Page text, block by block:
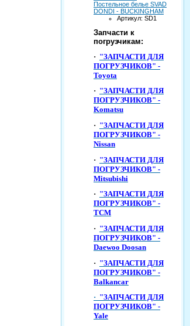
Постельное белье SVAD
DONDI - BUCKINGHAM
Артикул: SD1
Запчасти к
погрузчикам:
· "ЗАПЧАСТИ ДЛЯ
ПОГРУЗЧИКОВ" -
Toyota
· "ЗАПЧАСТИ ДЛЯ
ПОГРУЗЧИКОВ" -
Komatsu
· "ЗАПЧАСТИ ДЛЯ
ПОГРУЗЧИКОВ" -
Nissan
· "ЗАПЧАСТИ ДЛЯ
ПОГРУЗЧИКОВ" -
Mitsubishi
· "ЗАПЧАСТИ ДЛЯ
ПОГРУЗЧИКОВ" -
TCM
· "ЗАПЧАСТИ ДЛЯ
ПОГРУЗЧИКОВ" -
Daewoo Doosan
· "ЗАПЧАСТИ ДЛЯ
ПОГРУЗЧИКОВ" -
Balkancar
· "ЗАПЧАСТИ ДЛЯ
ПОГРУЗЧИКОВ" -
Yale